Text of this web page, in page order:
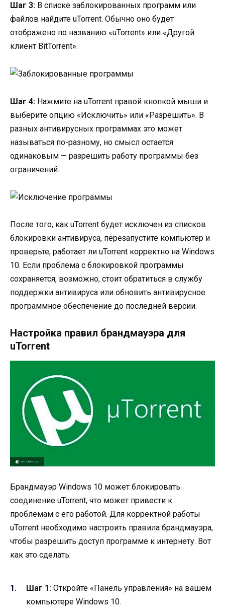
Шаг 3: В списке заблокированных программ или
файлов найдите uTorrent. Обычно оно будет
отображено по названию «uTorrent» или «Другой
клиент BitTorrent».
Шаг 4: Нажмите на uTorrent правой кнопкой мыши и
выберите опцию «Исключить» или «Разрешить». В
разных антивирусных программах это может
называться по-разному, но смысл остается
одинаковым — разрешить работу программы без
ограничений.
После того, как uTorrent будет исключен из списков
блокировки антивируса, перезапустите компьютер и
проверьте, работает ли uTorrent корректно на Windows
10. Если проблема с блокировкой программы
сохраняется, возможно, стоит обратиться в службу
поддержки антивируса или обновить антивирусное
программное обеспечение до последней версии.
Настройка правил брандмауэра для
uTorrent
Брандмауэр Windows 10 может блокировать
соединение uTorrent, что может привести к
проблемам с его работой. Для корректной работы
uTorrent необходимо настроить правила брандмауэра,
чтобы разрешить доступ программе к интернету. Вот
как это сделать:
Шаг 1: Откройте «Панель управления» на вашем
компьютере Windows 10.